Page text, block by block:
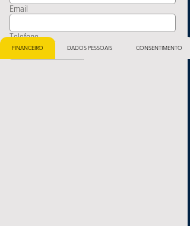
Email
Telefone
FINANCEIRO DADOS PESSOAIS CONSENTIMENTO